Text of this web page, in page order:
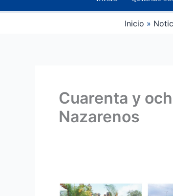
Inicio
Cuarenta y
Nazarenos